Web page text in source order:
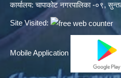
कार्यालय: चापाकोट नगरपालिका -०९,
Site Visited:
Mobile Application